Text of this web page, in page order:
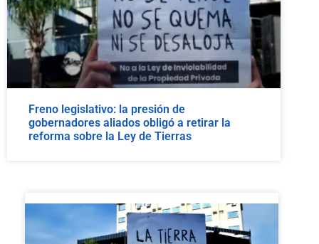
Freno legislativo: la presión de
gobernadores aliados obligó a retirar la
reforma sobre la Ley de Tierras